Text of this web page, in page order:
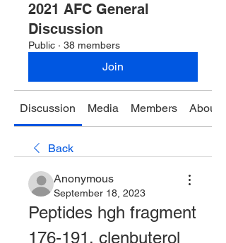
2021 AFC General
Discussion
Public · 38 members
Join
Discussion Media Members About
Back
Anonymous
September 18, 2023
Peptides hgh fragment
176-191, clenbuterol